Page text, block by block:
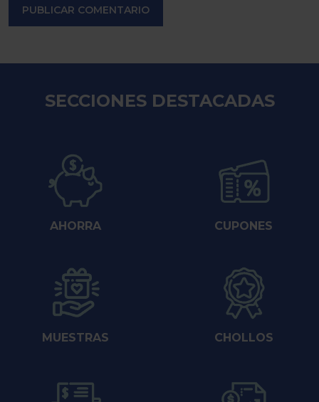
PUBLICAR COMENTARIO
SECCIONES DESTACADAS
AHORRA CUPONES
MUESTRAS CHOLLOS